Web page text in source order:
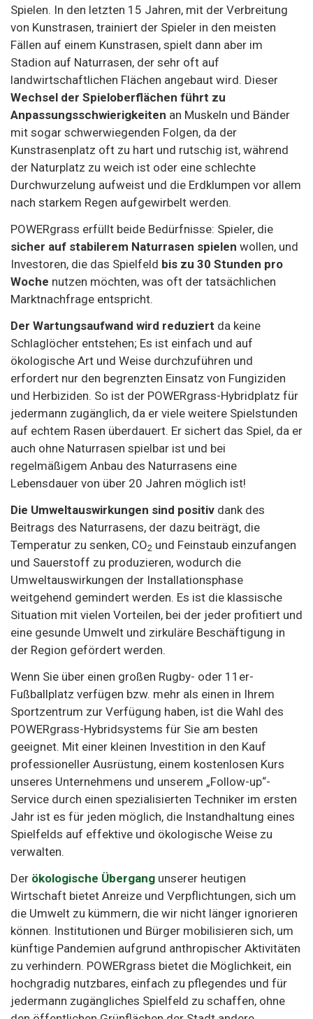
Spielen. In den letzten 15 Jahren, mit der Verbreitung
von Kunstrasen, trainiert der Spieler in den meisten
Fällen auf einem Kunstrasen, spielt dann aber im
Stadion auf Naturrasen, der sehr oft auf
landwirtschaftlichen Flächen angebaut wird. Dieser
Wechsel der Spieloberflächen führt zu
Anpassungsschwierigkeiten an Muskeln und Bänder
mit sogar schwerwiegenden Folgen, da der
Kunstrasenplatz oft zu hart und rutschig ist, während
der Naturplatz zu weich ist oder eine schlechte
Durchwurzelung aufweist und die Erdklumpen vor allem
nach starkem Regen aufgewirbelt werden.
POWERgrass erfüllt beide Bedürfnisse: Spieler, die
sicher auf stabilerem Naturrasen spielen wollen, und
Investoren, die das Spielfeld bis zu 30 Stunden pro
Woche nutzen möchten, was oft der tatsächlichen
Marktnachfrage entspricht.
Der Wartungsaufwand wird reduziert da keine
Schlaglöcher entstehen; Es ist einfach und auf
ökologische Art und Weise durchzuführen und
erfordert nur den begrenzten Einsatz von Fungiziden
und Herbiziden. So ist der POWERgrass-Hybridplatz für
jedermann zugänglich, da er viele weitere Spielstunden
auf echtem Rasen überdauert. Er sichert das Spiel, da er
auch ohne Naturrasen spielbar ist und bei
regelmäßigem Anbau des Naturrasens eine
Lebensdauer von über 20 Jahren möglich ist!
Die Umweltauswirkungen sind positiv dank des
Beitrags des Naturrasens, der dazu beiträgt, die
Temperatur zu senken, CO2 und Feinstaub einzufangen
und Sauerstoff zu produzieren, wodurch die
Umweltauswirkungen der Installationsphase
weitgehend gemindert werden. Es ist die klassische
Situation mit vielen Vorteilen, bei der jeder profitiert und
eine gesunde Umwelt und zirkuläre Beschäftigung in
der Region gefördert werden.
Wenn Sie über einen großen Rugby- oder 11er-
Fußballplatz verfügen bzw. mehr als einen in Ihrem
Sportzentrum zur Verfügung haben, ist die Wahl des
POWERgrass-Hybridsystems für Sie am besten
geeignet. Mit einer kleinen Investition in den Kauf
professioneller Ausrüstung, einem kostenlosen Kurs
unseres Unternehmens und unserem „Follow-up“-
Service durch einen spezialisierten Techniker im ersten
Jahr ist es für jeden möglich, die Instandhaltung eines
Spielfelds auf effektive und ökologische Weise zu
verwalten.
Der ökologische Übergang unserer heutigen
Wirtschaft bietet Anreize und Verpflichtungen, sich um
die Umwelt zu kümmern, die wir nicht länger ignorieren
können. Institutionen und Bürger mobilisieren sich, um
künftige Pandemien aufgrund anthropischer Aktivitäten
zu verhindern. POWERgrass bietet die Möglichkeit, ein
hochgradig nutzbares, einfach zu pflegendes und für
jedermann zugängliches Spielfeld zu schaffen, ohne